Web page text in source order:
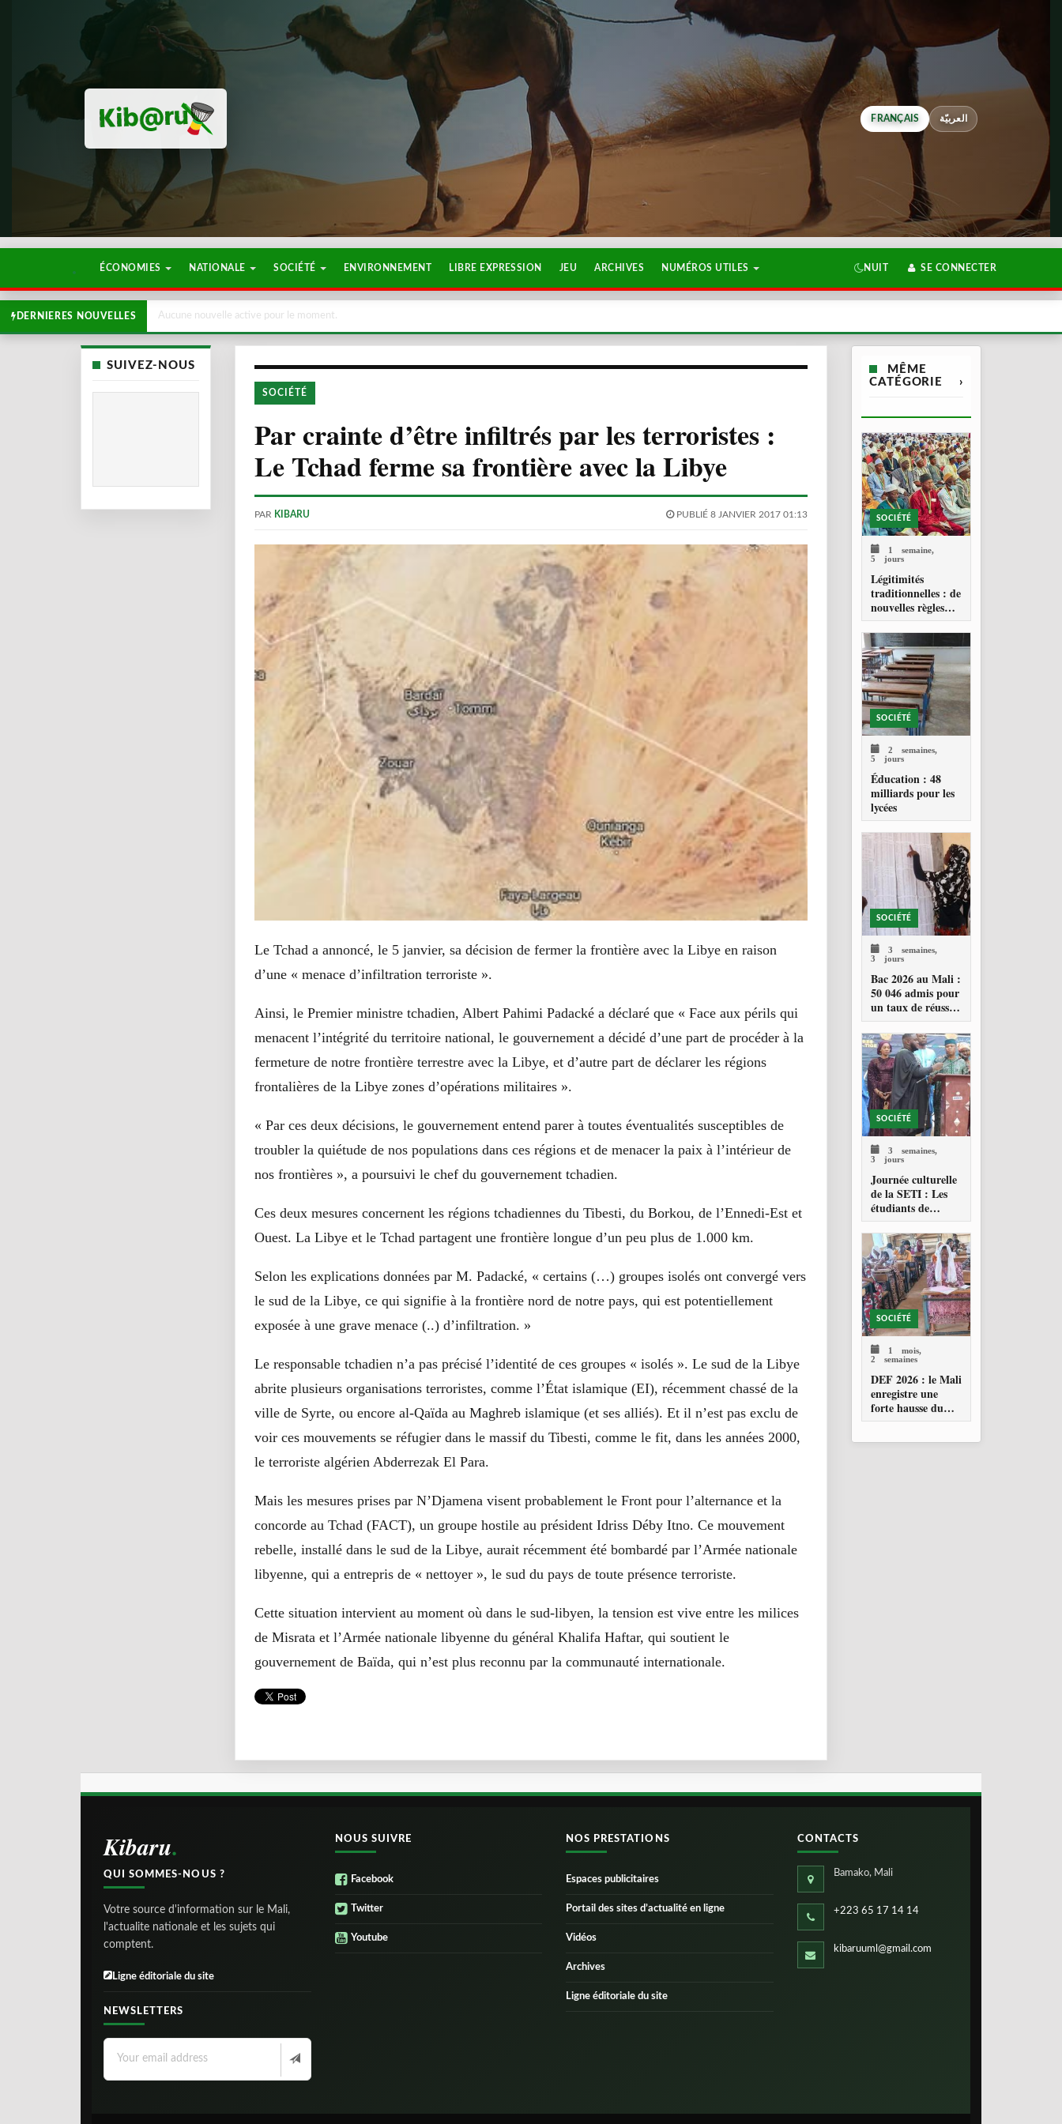
FRANÇAIS العربيّة
ÉCONOMIES NATIONALE SOCIÉTÉ ENVIRONNEMENT LIBRE EXPRESSION JEU ARCHIVES NUMÉROS UTILES NUIT SE CONNECTER
DERNIERES NOUVELLES Aucune nouvelle active pour le moment.
SUIVEZ-NOUS
SOCIÉTÉ
Par crainte d’être infiltrés par les terroristes :
Le Tchad ferme sa frontière avec la Libye
PAR KIBARU PUBLIÉ 8 JANVIER 2017 01:13
Le Tchad a annoncé, le 5 janvier, sa décision de fermer la frontière avec la Libye en raison
d’une « menace d’infiltration terroriste ».
Ainsi, le Premier ministre tchadien, Albert Pahimi Padacké a déclaré que « Face aux périls qui
menacent l’intégrité du territoire national, le gouvernement a décidé d’une part de procéder à la
fermeture de notre frontière terrestre avec la Libye, et d’autre part de déclarer les régions
frontalières de la Libye zones d’opérations militaires ».
« Par ces deux décisions, le gouvernement entend parer à toutes éventualités susceptibles de
troubler la quiétude de nos populations dans ces régions et de menacer la paix à l’intérieur de
nos frontières », a poursuivi le chef du gouvernement tchadien.
Ces deux mesures concernent les régions tchadiennes du Tibesti, du Borkou, de l’Ennedi-Est et
Ouest. La Libye et le Tchad partagent une frontière longue d’un peu plus de 1.000 km.
Selon les explications données par M. Padacké, « certains (…) groupes isolés ont convergé vers
le sud de la Libye, ce qui signifie à la frontière nord de notre pays, qui est potentiellement
exposée à une grave menace (..) d’infiltration. »
Le responsable tchadien n’a pas précisé l’identité de ces groupes « isolés ». Le sud de la Libye
abrite plusieurs organisations terroristes, comme l’État islamique (EI), récemment chassé de la
ville de Syrte, ou encore al-Qaïda au Maghreb islamique (et ses alliés). Et il n’est pas exclu de
voir ces mouvements se réfugier dans le massif du Tibesti, comme le fit, dans les années 2000,
le terroriste algérien Abderrezak El Para.
Mais les mesures prises par N’Djamena visent probablement le Front pour l’alternance et la
concorde au Tchad (FACT), un groupe hostile au président Idriss Déby Itno. Ce mouvement
rebelle, installé dans le sud de la Libye, aurait récemment été bombardé par l’Armée nationale
libyenne, qui a entrepris de « nettoyer », le sud du pays de toute présence terroriste.
Cette situation intervient au moment où dans le sud-libyen, la tension est vive entre les milices
de Misrata et l’Armée nationale libyenne du général Khalifa Haftar, qui soutient le
gouvernement de Baïda, qui n’est plus reconnu par la communauté internationale.
MÊME
CATÉGORIE
›
SOCIÉTÉ
1 semaine,
5 jours
Légitimités
traditionnelles : de
nouvelles règles
pour les chefferies
locales
SOCIÉTÉ
2 semaines,
5 jours
Éducation : 48
milliards pour les
lycées
SOCIÉTÉ
3 semaines,
3 jours
Bac 2026 au Mali :
50 046 admis pour
un taux de réussite
de 34,23 %
SOCIÉTÉ
3 semaines,
3 jours
Journée culturelle
de la SETI : Les
étudiants de
Technolab-ISTA
célèbrent les
valeurs culturelles
maliennes
SOCIÉTÉ
1 mois,
2 semaines
DEF 2026 : le Mali
enregistre une
forte hausse du
taux de réussite
Kibaru
QUI SOMMES-NOUS ?
Votre source d'information sur le Mali,
l'actualite nationale et les sujets qui
comptent.
Ligne éditoriale du site
NEWSLETTERS
NOUS SUIVRE
Facebook
Twitter
Youtube
NOS PRESTATIONS
Espaces publicitaires
Portail des sites d’actualité en ligne
Vidéos
Archives
Ligne éditoriale du site
CONTACTS
Bamako, Mali
+223 65 17 14 14
kibaruuml@gmail.com